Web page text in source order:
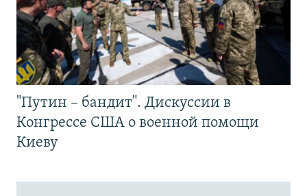
"Путин – бандит". Дискуссии в
Конгрессе США о военной помощи
Киеву